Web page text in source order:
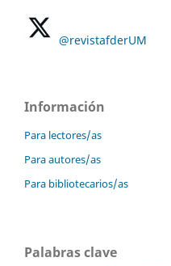
@revistafderUM
Información
Para lectores/as
Para autores/as
Para bibliotecarios/as
Palabras clave